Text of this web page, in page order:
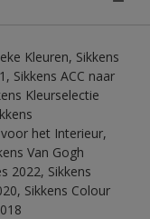
Kleuren, Sikkens
Sikkens ACC naar
Kleurselectie
het Interieur,
Van Gogh
2022, Sikkens
Sikkens Colour